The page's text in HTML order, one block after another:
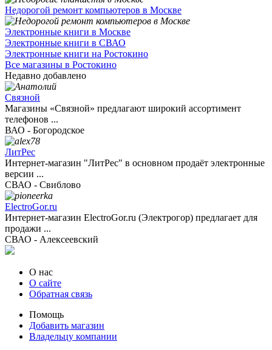
Недорогой ремонт компьютеров в Москве
Электронные книги в Москве
Электронные книги в СВАО
Электронные книги на Ростокино
Все магазины в Ростокино
Недавно добавлено
Связной
Магазины «Связной» предлагают широкий ассортимент
телефонов ...
ВАО - Богородское
ЛитРес
Интернет-магазин "ЛитРес" в основном продаёт электронные
версии ...
СВАО - Свиблово
ElectroGor.ru
Интернет-магазин ElectroGor.ru (Электрогор) предлагает для
продажи ...
СВАО - Алексеевский
О нас
О сайте
Обратная связь
Помощь
Добавить магазин
Владельцу компании